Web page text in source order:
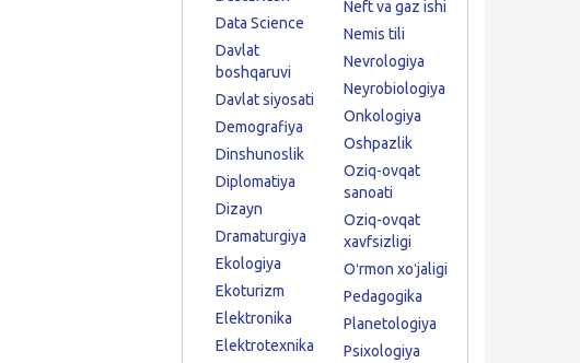
Data Science
Davlat
boshqaruvi
Davlat siyosati
Demografiya
Dinshunoslik
Diplomatiya
Dizayn
Dramaturgiya
Ekologiya
Ekoturizm
Elektronika
Elektrotexnika
Neft va gaz ishi
Nemis tili
Nevrologiya
Neyrobiologiya
Onkologiya
Oshpazlik
Oziq-ovqat
sanoati
Oziq-ovqat
xavfsizligi
Oʻrmon xoʻjaligi
Pedagogika
Planetologiya
Psixologiya